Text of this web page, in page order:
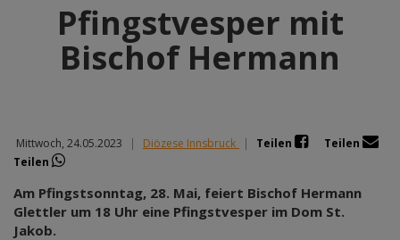
Pfingstvesper mit
Bischof Hermann
Mittwoch, 24.05.2023 | Diözese Innsbruck | Teilen
Teilen
Teilen
Am Pfingstsonntag, 28. Mai, feiert Bischof Hermann
Glettler um 18 Uhr eine Pfingstvesper im Dom St.
Jakob.